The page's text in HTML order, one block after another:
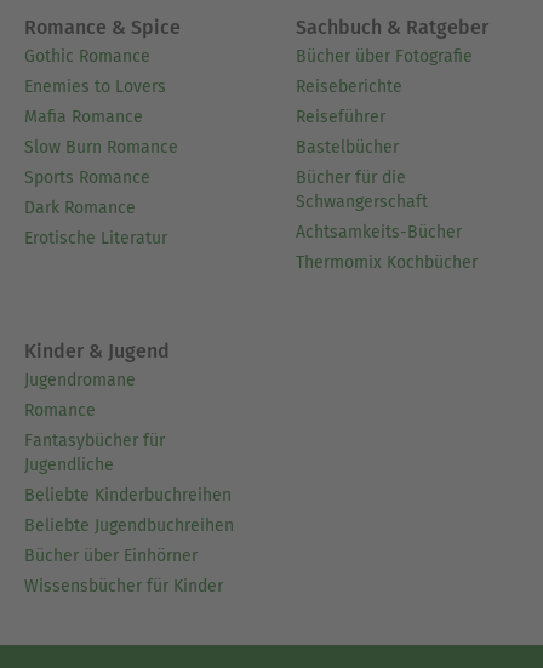
Romance & Spice
Gothic Romance
Enemies to Lovers
Mafia Romance
Slow Burn Romance
Sports Romance
Dark Romance
Erotische Literatur
Sachbuch & Ratgeber
Bücher über Fotografie
Reiseberichte
Reiseführer
Bastelbücher
Bücher für die
Schwangerschaft
Achtsamkeits-Bücher
Thermomix Kochbücher
Kinder & Jugend
Jugendromane
Romance
Fantasybücher für
Jugendliche
Beliebte Kinderbuchreihen
Beliebte Jugendbuchreihen
Bücher über Einhörner
Wissensbücher für Kinder